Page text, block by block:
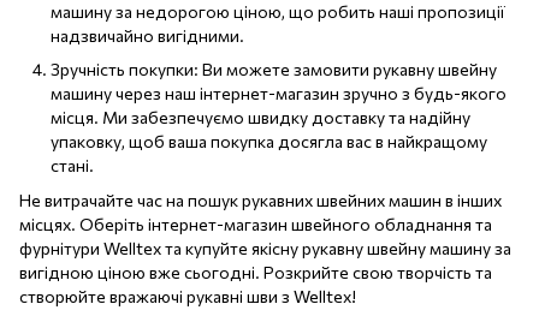
машину за недорогою ціною, що робить наші пропозиції
надзвичайно вигідними.
Зручність покупки: Ви можете замовити рукавну швейну
машину через наш інтернет-магазин зручно з будь-якого
місця. Ми забезпечуємо швидку доставку та надійну
упаковку, щоб ваша покупка досягла вас в найкращому
стані.
Не витрачайте час на пошук рукавних швейних машин в інших
місцях. Оберіть інтернет-магазин швейного обладнання та
фурнітури Welltex та купуйте якісну рукавну швейну машину за
вигідною ціною вже сьогодні. Розкрийте свою творчість та
створюйте вражаючі рукавні шви з Welltex!